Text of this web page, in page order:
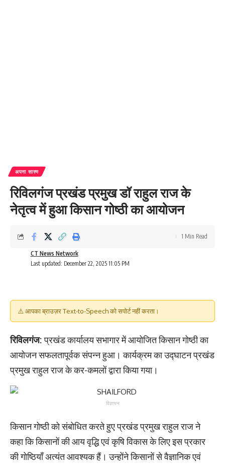
अपना सारण
रिविलगंज प्रखंड प्रमुख डॉ राहुल राज के
नेतृत्व में हुआ किसान गोष्ठी का आयोजन
Last updated: December 22, 2025 11:05 PM
CT News Network
1 Min Read
⚠️ आपका ब्राउज़र Text-to-Speech को सपोर्ट नहीं करता।
रिविलगंज:प्रखंड कार्यालय सभागार में आयोजित किसान गोष्ठी का
आयोजन सफलतापूर्वक संपन्न हुआ। कार्यक्रम का उद्घाटन प्रखंड
प्रमुख राहुल राज के कर-कमलों द्वारा किया गया।
विज्ञापन
किसान गोष्ठी को संबोधित करते हुए प्रखंड प्रमुख राहुल राज ने
कहा कि किसानों की आय वृद्धि एवं कृषि विकास के लिए इस प्रकार
की गोष्ठियाँ अत्यंत आवश्यक हैं। उन्होंने किसानों से वैज्ञानिक एवं